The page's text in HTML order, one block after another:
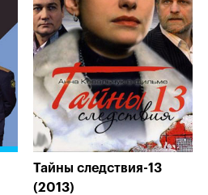
Тайны следствия-13
(2013)